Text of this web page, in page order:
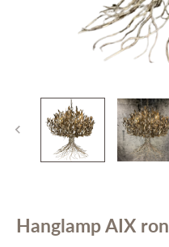
Interieuradvies
Projecten
Stijlkamers
Contact
Hanglamp AIX